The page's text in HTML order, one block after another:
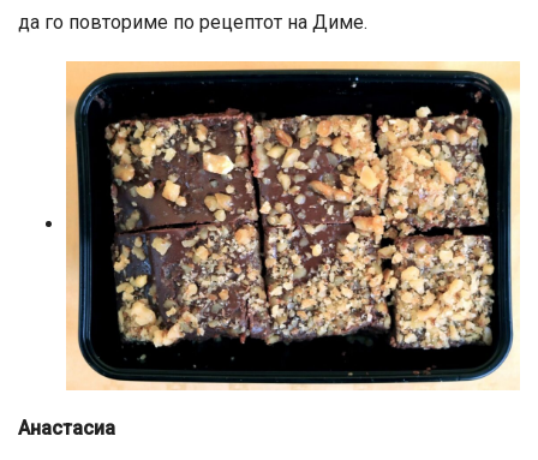
да го повториме по рецептот на Диме.
Анастасиа